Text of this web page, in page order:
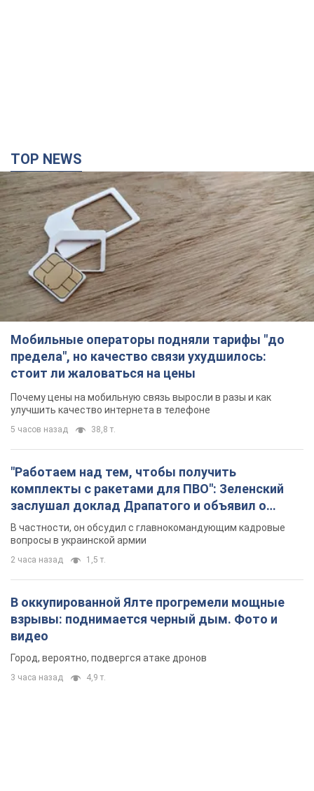
TOP NEWS
Мобильные операторы подняли тарифы "до
предела", но качество связи ухудшилось:
стоит ли жаловаться на цены
Почему цены на мобильную связь выросли в разы и как
улучшить качество интернета в телефоне
5 часов назад 38,8 т.
"Работаем над тем, чтобы получить
комплекты с ракетами для ПВО": Зеленский
заслушал доклад Драпатого и объявил о
новых мерах
В частности, он обсудил с главнокомандующим кадровые
вопросы в украинской армии
2 часа назад 1,5 т.
В оккупированной Ялте прогремели мощные
взрывы: поднимается черный дым. Фото и
видео
Город, вероятно, подвергся атаке дронов
3 часа назад 4,9 т.